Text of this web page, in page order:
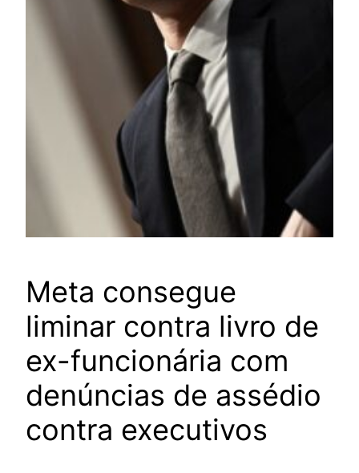
Meta consegue
liminar contra livro de
ex-funcionária com
denúncias de assédio
contra executivos